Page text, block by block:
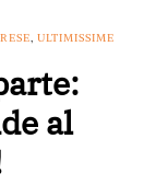
, ULTIMISSIME
al